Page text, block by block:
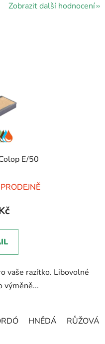
Zobrazit další hodnocení
E/50
vaše razítko. Libovolné
výměně...
HNĚDÁ RŮŽOVÁ